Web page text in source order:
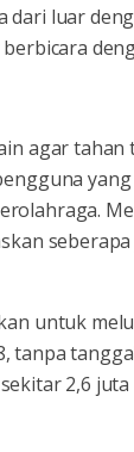
dari luar
agar tahan
untuk
tanpa
2,6